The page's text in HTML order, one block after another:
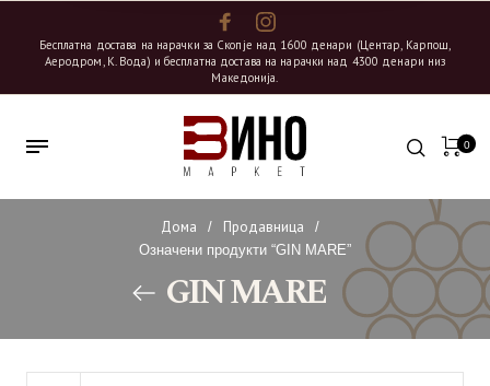
Бесплатна достава на нарачки за Скопје над 1600 денари (Центар, Карпош,
Аеродром, К. Вода) и бесплатна достава на нарачки над 4300 денари низ
Македонија.
0
Дома / Продавница
/
Означени продукти “GIN MARE”
GIN MARE